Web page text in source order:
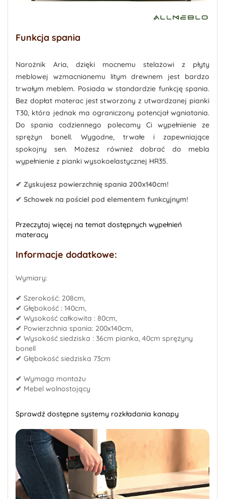
Funkcja spania
Narożnik Aria, dzięki mocnemu stelażowi z płyty
meblowej wzmacnianemu litym drewnem jest bardzo
trwałym meblem. Posiada w standardzie funkcję spania.
Bez dopłat materac jest stworzony z utwardzanej pianki
T30, która jednak ma ograniczony potencjał wgniatania.
Do spania codziennego polecamy Ci wypełnienie ze
sprężyn bonell. Wygodne, trwałe i zapewniające
spokojny sen. Możesz również dobrać do mebla
wypełnienie z pianki wysokoelastycznej HR35.
✔ Zyskujesz powierzchnię spania 200x140cm!
✔ Schowek na pościel pod elementem funkcyjnym!
Przeczytaj więcej na temat dostępnych wypełnień
materacy
Informacje dodatkowe:
Wymiary:
✔ Szerokość: 208cm,
✔ Głębokość : 140cm,
✔ Wysokość całkowita : 80cm,
✔ Powierzchnia spania: 200x140cm,
✔ Wysokość siedziska : 36cm pianka, 40cm sprężyny
bonell
✔ Głębokość siedziska 73cm
✔ Wymaga montażu
✔ Mebel wolnostojący
Sprawdź dostępne systemy rozkładania kanapy